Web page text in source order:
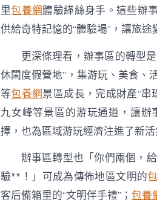
里包養網體驗緙絲身手。這些辦
供給奇特記憶的“體驗場”，讓旅途
更深條理看，辦事區的轉型
休閑度假營地”，集游玩、美食、
等包養網景區成長，完成財產“
九女峰等景區的游玩通道，讓辦
擇，也為區域游玩經濟注進了新活
辦事區轉型也「你們兩個，
驗**！」可成為傳佈地區文明的
客后備箱里的“文明伴手禮”； 包養